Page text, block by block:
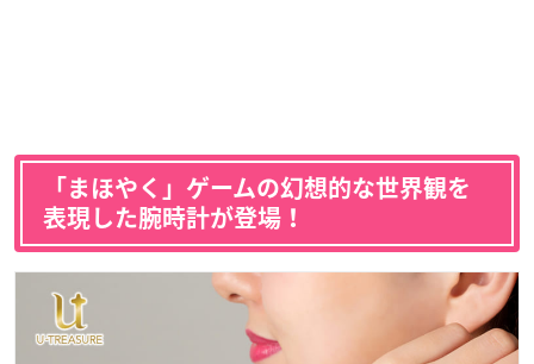
「まほやく」ゲームの幻想的な世界観を
表現した腕時計が登場！